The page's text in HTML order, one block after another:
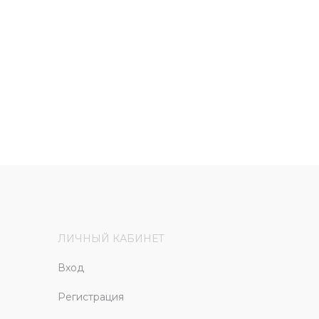
ЛИЧНЫЙ КАБИНЕТ
Вход
Регистрация